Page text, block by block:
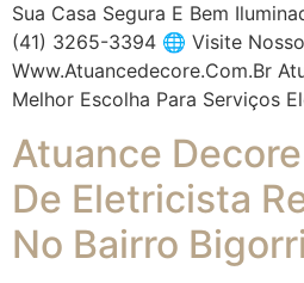
Sua Casa Segura E Bem
(41) 3265-3394 🌐 Visite
Www.atuancedecore.com.br
Melhor Escolha Para Serviços
Atuance
De Eletricista
No Bairro